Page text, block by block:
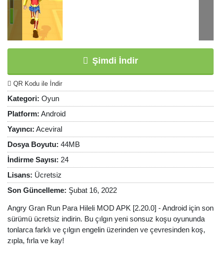
Şimdi İndir
QR Kodu ile İndir
Kategori: Oyun
Platform: Android
Yayıncı: Aceviral
Dosya Boyutu: 44MB
İndirme Sayısı: 24
Lisans: Ücretsiz
Son Güncelleme: Şubat 16, 2022
Angry Gran Run Para Hileli MOD APK [2.20.0] - Android için son
sürümü ücretsiz indirin. Bu çılgın yeni sonsuz koşu oyununda
tonlarca farklı ve çılgın engelin üzerinden ve çevresinden koş,
zıpla, fırla ve kay!